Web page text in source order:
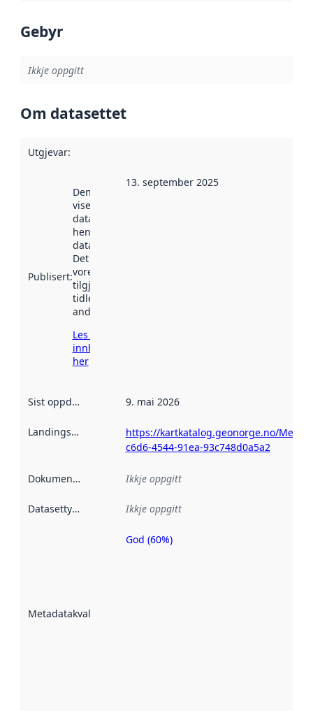
Gebyr
Ikkje oppgitt
Om datasettet
Utgjevar:
Publisert:
Denne datoen
viser når
datasettet vart
henta inn av
data.norge.no.
Det kan ha
vore
tilgjengeleg
tidlegare
andre stader.
Les meir om
innhenting
her
13. september 2025
Sist oppdatert 9. mai 2026
Landingsside
https://kartkatalog.geonorge.no/
c6d6-4544-91ea-93c748d0a5a2
Dokumentasjon Ikkje oppgitt
Datasettype Ikkje oppgitt
Metadatakvalitet
Metadatakvalitet
God (60%)